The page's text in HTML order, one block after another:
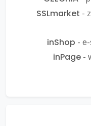
SSLmarket -
inShop -
inPage-